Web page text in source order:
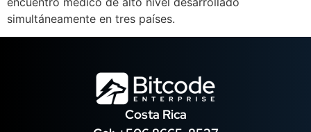
simultáneamente en tres países.
Costa Rica